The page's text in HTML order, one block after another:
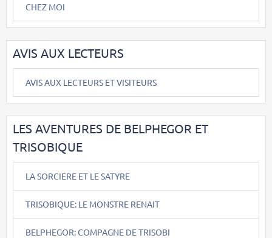
CHEZ MOI
AVIS AUX LECTEURS
AVIS AUX LECTEURS ET VISITEURS
LES AVENTURES DE BELPHEGOR ET
TRISOBIQUE
LA SORCIERE ET LE SATYRE
TRISOBIQUE: LE MONSTRE RENAIT
BELPHEGOR: COMPAGNE DE TRISOBI